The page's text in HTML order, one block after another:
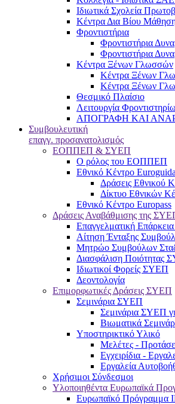
Ιδιωτικά Σχολεία
Κέντρα Δια Βίου
Φροντιστήρια
Φροντιστήρια
Φροντιστήρια
Κέντρα Ξένων Γλωσσών
Kέντρα Ξένων
Kέντρα Ξένων
Θεσμικό Πλαίσιο
Λειτουργία
ΑΠΟΓΡΑΦΗ ΚΑΙ
Συμβουλευτική
επαγγ. προσανατολισμός
ΕΟΠΠΕΠ & ΣΥΕΠ
Ο ρόλος του ΕΟΠΠΕΠ
Εθνικό Κέντρο
Δράσεις
Δίκτυο Εθνικών
Εθνικό Κέντρο Europass
Δράσεις Αναβάθμισης της
Επαγγελματική
Αίτηση Ένταξης
Μητρώο Συμβούλων
Διασφάλιση Ποιότητας
Ιδιωτικοί Φορείς ΣΥΕΠ
Δεοντολογία
Επιμορφωτικές Δράσεις ΣΥΕΠ
Σεμινάρια ΣΥΕΠ
Σεμινάρια ΣΥΕΠ
Βιωματικά
Υποστηρικτικό Υλικό
Μελέτες -
Εγχειρίδια -
Εργαλεία
Χρήσιμοι Σύνδεσμοι
Υλοποιηθέντα Ευρωπαϊκά
Ευρωπαϊκό Πρόγραμμα